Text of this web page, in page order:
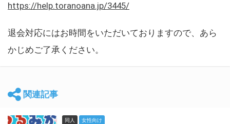
https://help.toranoana.jp/3445/
退会対応にはお時間をいただいておりますので、あら
かじめご了承ください。
関連記事
同人 女性向け